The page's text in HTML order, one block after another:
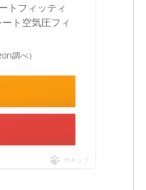
トフィッティ
ト空気圧フィ
調べ）
ポチップ